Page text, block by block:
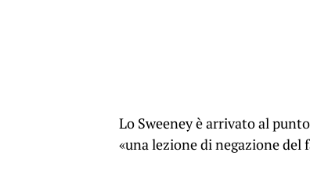
Lo Sweeney è arrivato al
«una lezione di negazione del